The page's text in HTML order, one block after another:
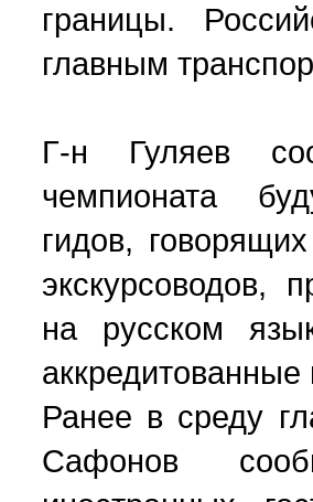
границы.
главным
Г-н Гуляев
чемпионата
гидов,
экскурсоводов,
на русском
Ранее в среду
Сафонов